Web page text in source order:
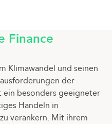
Finance
Klimawandel und seinen
der
ein besonders geeigneter
Handeln in
verankern. Mit ihrem